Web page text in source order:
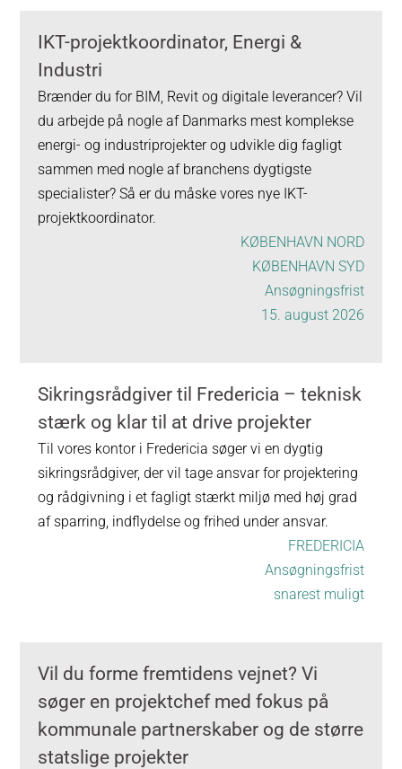
IKT-projektkoordinator, Energi &
Industri
Brænder du for BIM, Revit og digitale leverancer? Vil
du arbejde på nogle af Danmarks mest komplekse
energi- og industriprojekter og udvikle dig fagligt
sammen med nogle af branchens dygtigste
specialister? Så er du måske vores nye IKT-
projektkoordinator.
KØBENHAVN NORD
KØBENHAVN SYD
Ansøgningsfrist
15. august 2026
Sikringsrådgiver til Fredericia – teknisk
stærk og klar til at drive projekter
Til vores kontor i Fredericia søger vi en dygtig
sikringsrådgiver, der vil tage ansvar for projektering
og rådgivning i et fagligt stærkt miljø med høj grad
af sparring, indflydelse og frihed under ansvar.
FREDERICIA
Ansøgningsfrist
snarest muligt
Vil du forme fremtidens vejnet? Vi
søger en projektchef med fokus på
kommunale partnerskaber og de større
statslige projekter